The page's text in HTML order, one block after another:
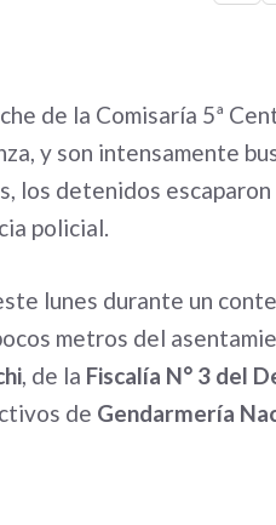
de la Comisaría 5ª
y son intensamente
los detenidos
policial.
lunes durante un
pocos metros del
, de la Fiscalía N° 3 del
de Gendarmería